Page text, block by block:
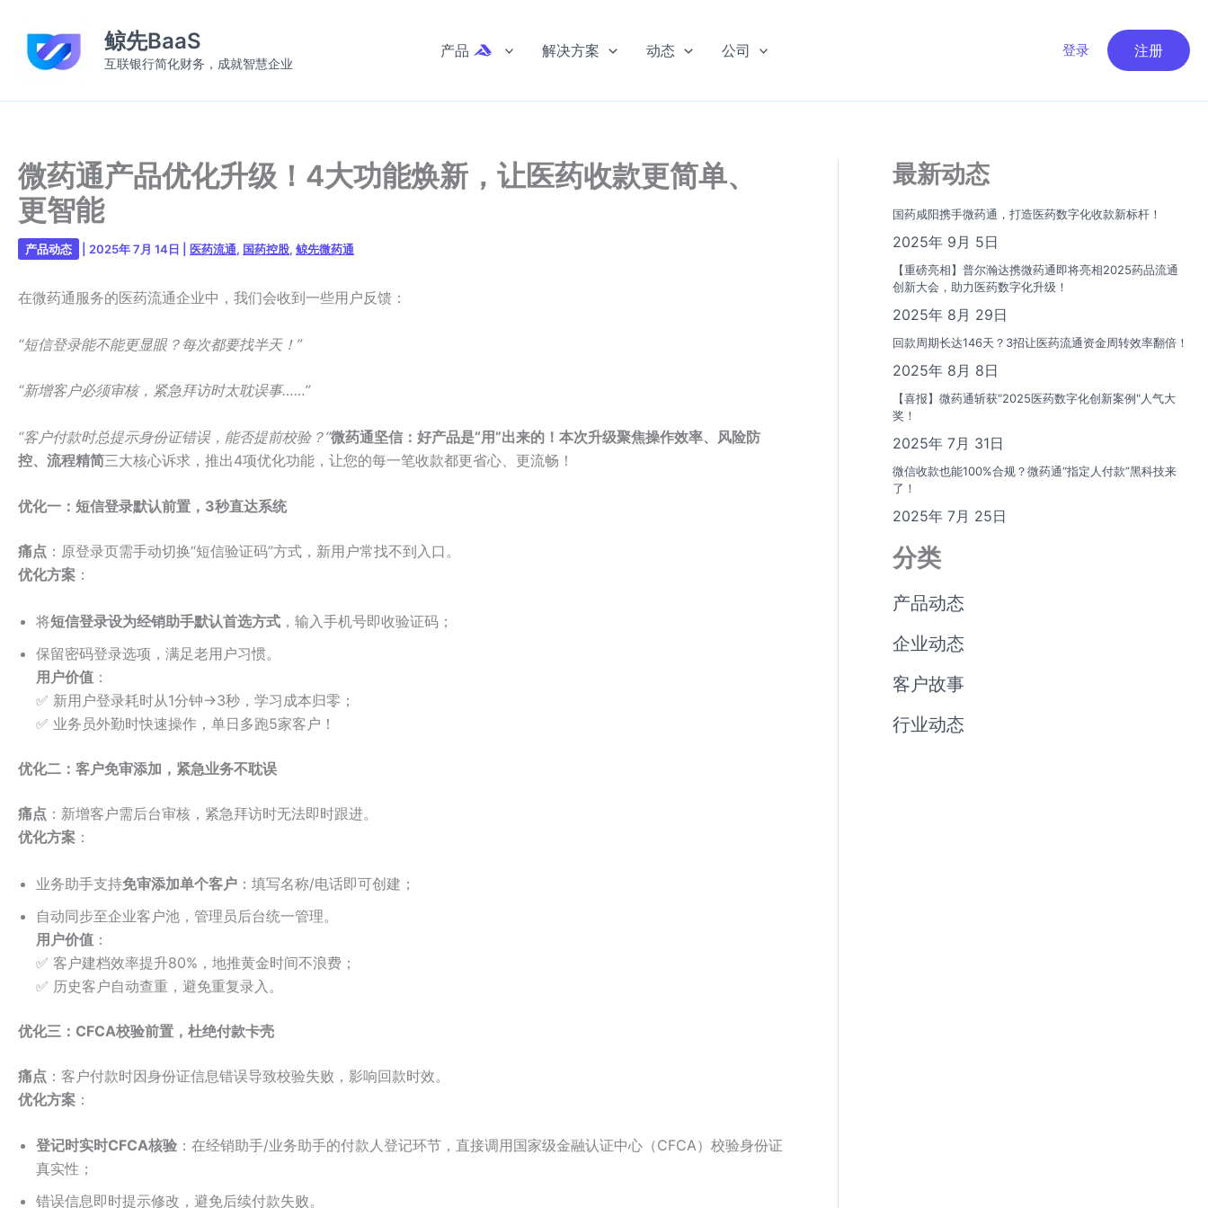
鲸先BaaS
互联银行简化财务，成就智慧企业
产品 解决方案 动态 公司 登录 注册
微药通产品优化升级！4大功能焕新，让医药收款更简单、
更智能
产品动态 2025年 7月 14日 医药流通, 国药控股, 鲸先微药通
在微药通服务的医药流通企业中，我们会收到一些用户反馈：
“短信登录能不能更显眼？每次都要找半天！”
“新增客户必须审核，紧急拜访时太耽误事……”
“客户付款时总提示身份证错误，能否提前校验？”微药通坚信：好产品是“用”出来的！ 本次升级聚焦操作效率、风险防
控、流程精简三大核心诉求，推出4项优化功能，让您的每一笔收款都更省心、更流畅！
优化一：短信登录默认前置，3秒直达系统
痛点 ：原登录页需手动切换“短信验证码”方式，新用户常找不到入口。
优化方案 ：
将短信登录设为经销助手默认首选方式 ，输入手机号即收验证码；
保留密码登录选项，满足老用户习惯。
用户价值 ：
✅ 新用户登录耗时从1分钟→3秒，学习成本归零；
✅ 业务员外勤时快速操作，单日多跑5家客户！
优化二：客户免审添加，紧急业务不耽误
痛点 ：新增客户需后台审核，紧急拜访时无法即时跟进。
优化方案 ：
业务助手支持免审添加单个客户 ：填写名称/电话即可创建；
自动同步至企业客户池，管理员后台统一管理。
用户价值 ：
✅ 客户建档效率提升80%，地推黄金时间不浪费；
✅ 历史客户自动查重，避免重复录入。
优化三：CFCA校验前置，杜绝付款卡壳
痛点 ：客户付款时因身份证信息错误导致校验失败，影响回款时效。
优化方案 ：
登记时实时CFCA核验 ：在经销助手/业务助手的付款人登记环节，直接调用国家级金融认证中心（CFCA）校验身份证
真实性；
错误信息即时提示修改，避免后续付款失败。
最新动态
国药咸阳携手微药通，打造医药数字化收款新标杆！
2025年 9月 5日
【重磅亮相】普尔瀚达携微药通即将亮相2025药品流通
创新大会，助力医药数字化升级！
2025年 8月 29日
回款周期长达146天？3招让医药流通资金周转效率翻倍！
2025年 8月 8日
【喜报】微药通斩获"2025医药数字化创新案例"人气大
奖！
2025年 7月 31日
微信收款也能100%合规？微药通“指定人付款”黑科技来
了！
2025年 7月 25日
分类
产品动态
企业动态
客户故事
行业动态